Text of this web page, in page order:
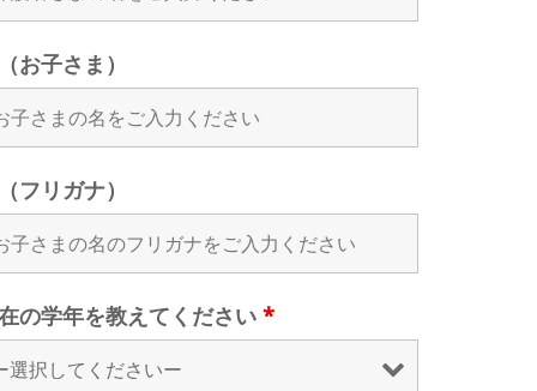
お子さま）
フリガナ）
の学年を教えてください*